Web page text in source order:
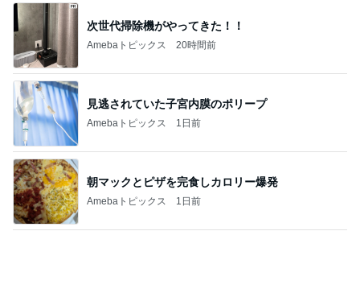
部品を替えてよりクリーミーな泡
Amebaトピックス 10時間前